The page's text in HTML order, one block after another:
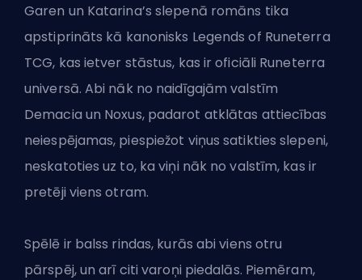
Garen un Katarina’s slepenā romāns tika
apstiprināts kā kanonisks Legends of Runeterra
TCG, kas ietver stāstus, kas ir oficiāli Runeterra
universā. Abi nāk no naidīgajām valstīm
Demacia un Noxus, padarot atklātas attiecības
neiespējamas, piespiežot viņus satikties slepeni,
neskatoties uz to, ka viņi nāk no valstīm, kas ir
pretēji viens otram.
Spēlē ir balss rindas, kurās abi viens otru
pārspēj, un arī citi varoņi piedalās. Piemēram,